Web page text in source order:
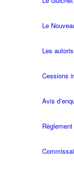
Le
Les
Cessions
Avis